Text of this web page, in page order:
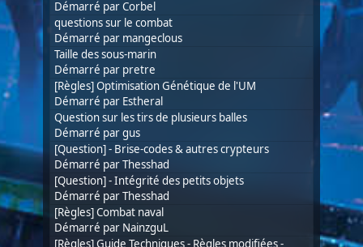
Démarré parCorbel
questions sur le combat
Démarré par mangeclous
Taille des sous-marin
Démarré par pretre
[Règles] Optimisation Génétique de l'UM
Démarré par Estheral
Question sur les tirs de plusieurs balles
Démarré pargus
[Question] - Brise-codes & autres crypteurs
Démarré parThesshad
[Question] - Intégrité des petits objets
Démarré parThesshad
[Règles] Combat naval
Démarré par NainzguL
[Règles] Guide Techniques - Règles modifiées -